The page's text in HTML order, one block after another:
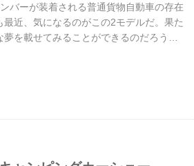
バーが装着される普通貨物自動車の存在
近、気になるのがこの2モデルだ。果た
を載せてみることができるのだろう